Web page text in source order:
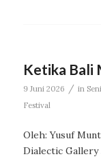
Ketika Bali
9 Juni 2026 / in
Festival
Oleh: Yusuf
Dialectic Gallery